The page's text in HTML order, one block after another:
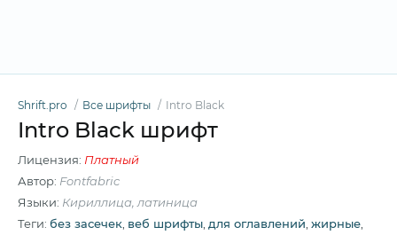
Shrift.pro Все шрифты Intro Black
Intro Black шрифт
Лицензия: Платный
Автор: Fontfabric
Языки: Кириллица, латиница
Теги: без засечек веб шрифты для оглавлений жирные